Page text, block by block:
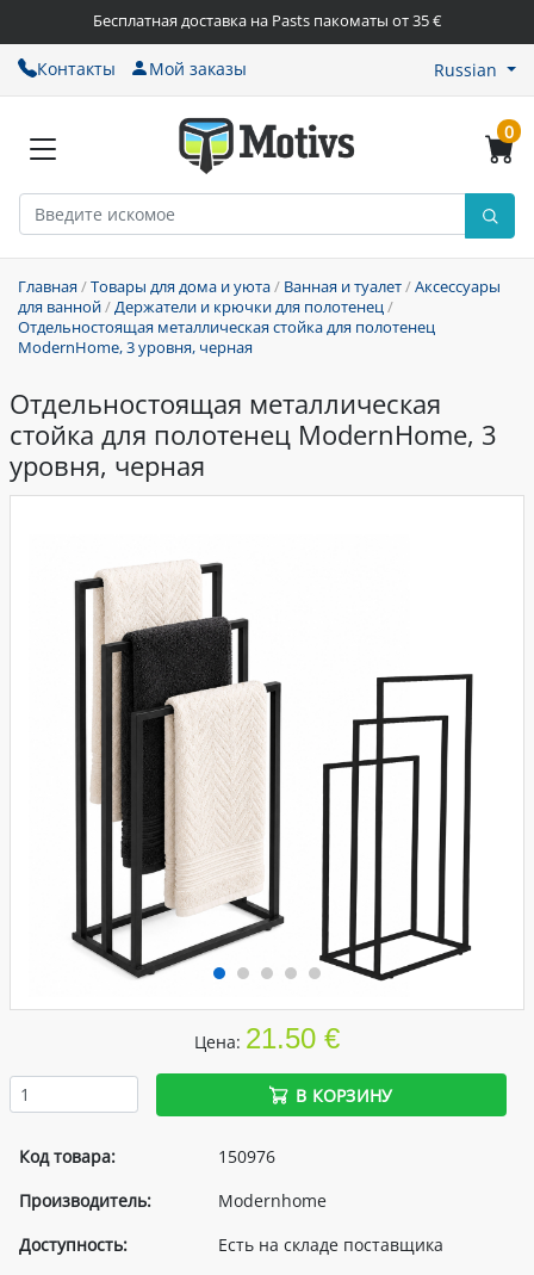
Бесплатная доставка на Pasts пакоматы от 35 €
Контакты Мой заказы Russian
0
Главная/Товары для дома и уюта/ Ванная и туалет/Аксессуары
для ванной/Держатели и крючки для полотенец/
Отдельностоящая металлическая стойка для полотенец
ModernHome, 3 уровня, черная
Отдельностоящая металлическая
стойка для полотенец ModernHome, 3
уровня, черная
Цена: 21.50 €
В КОРЗИНУ
Код товара:
150976
Производитель:
Modernhome
Доступность:
Есть на складе поставщика